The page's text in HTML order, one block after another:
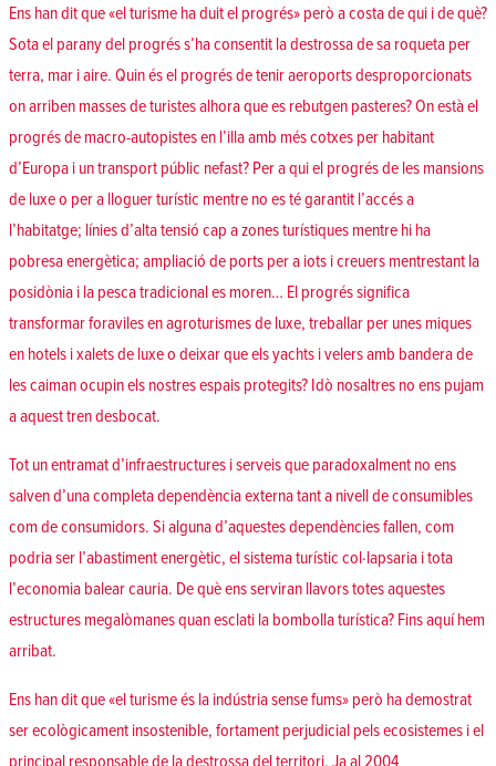
Ens han dit que «el turisme ha duit el progrés» però a costa de qui i de què?
Sota el parany del progrés s’ha consentit la destrossa de sa roqueta per
terra, mar i aire. Quin és el progrés de tenir aeroports desproporcionats
on arriben masses de turistes alhora que es rebutgen pasteres? On està el
progrés de macro-autopistes en l’illa amb més cotxes per habitant
d’Europa i un transport públic nefast? Per a qui el progrés de les mansions
de luxe o per a lloguer turístic mentre no es té garantit l’accés a
l’habitatge; línies d’alta tensió cap a zones turístiques mentre hi ha
pobresa energètica; ampliació de ports per a iots i creuers mentrestant la
posidònia i la pesca tradicional es moren… El progrés significa
transformar foraviles en agroturismes de luxe, treballar per unes miques
en hotels i xalets de luxe o deixar que els yachts i velers amb bandera de
les caiman ocupin els nostres espais protegits? Idò nosaltres no ens pujam
a aquest tren desbocat.
Tot un entramat d’infraestructures i serveis que paradoxalment no ens
salven d’una completa dependència externa tant a nivell de consumibles
com de consumidors. Si alguna d’aquestes dependències fallen, com
podria ser l’abastiment energètic, el sistema turístic col·lapsaria i tota
l’economia balear cauria. De què ens serviran llavors totes aquestes
estructures megalòmanes quan esclati la bombolla turística? Fins aquí hem
arribat.
Ens han dit que «el turisme és la indústria sense fums» però ha demostrat
ser ecològicament insostenible, fortament perjudicial pels ecosistemes i el